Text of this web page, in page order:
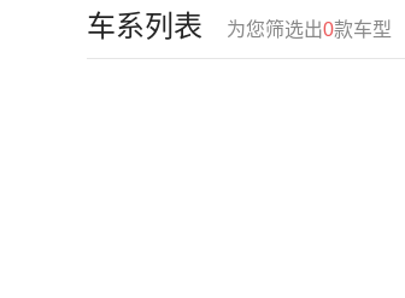
车系列表 为您筛选出0款车型